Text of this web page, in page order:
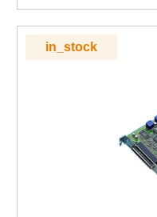
in_stock